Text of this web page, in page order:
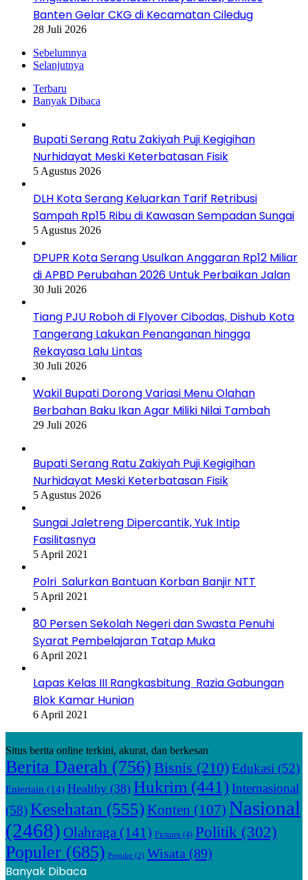
Banten Gelar CKG di Kecamatan Ciledug
28 Juli 2026
Sebelumnya
Selanjutnya
Terbaru
Banyak Dibaca
Bupati Serang Ratu Zakiyah Puji Kegigihan
Nurhidayat Meski Keterbatasan Fisik
5 Agustus 2026
DLH Kota Serang Keluarkan Tarif Retribusi
Sampah Rp15 Ribu di Kawasan Sempadan Sungai
5 Agustus 2026
DPUPR Kota Serang Usulkan Anggaran Rp12 Miliar
di APBD Perubahan 2026 Untuk Perbaikan Jalan
30 Juli 2026
Tiang PJU Roboh di Flyover Cibodas, Dishub Kota
Tangerang Lakukan Penanganan hingga
Rekayasa Lalu Lintas
30 Juli 2026
Wakil Bupati Dorong Variasi Menu Olahan
Berbahan Baku Ikan Agar Miliki Nilai Tambah
29 Juli 2026
Bupati Serang Ratu Zakiyah Puji Kegigihan
Nurhidayat Meski Keterbatasan Fisik
5 Agustus 2026
Sungai Jaletreng Dipercantik, Yuk Intip
Fasilitasnya
5 April 2021
Polri Salurkan Bantuan Korban Banjir NTT
5 April 2021
80 Persen Sekolah Negeri dan Swasta Penuhi
Syarat Pembelajaran Tatap Muka
6 April 2021
Lapas Kelas III Rangkasbitung Razia Gabungan
Blok Kamar Hunian
6 April 2021
Situs berita online terkini, akurat, dan berkesan
Berita Daerah (756) Bisnis (210)Edukasi (52)
Entertain (14) Healthy (38) Hukrim (441) Internasional
(58)Kesehatan (555)Konten (107) Nasional
(2468) Olahraga (141) Pictures (4) Politik (302)
Populer (685) Populer (2) Wisata (89)
Banyak Dibaca